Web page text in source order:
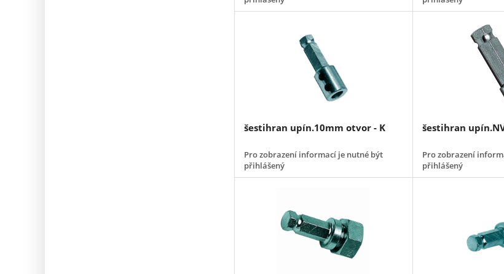
šestihran upín.10mm otvor - K
Pro zobrazení informací je nutné být
přihlášený
šestihran
Pro zobrazení
přihlášený